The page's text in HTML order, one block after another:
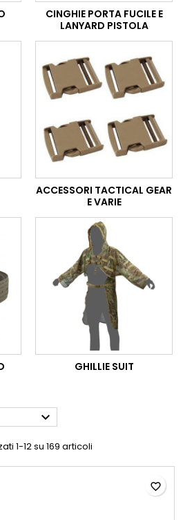
CINGHIE PORTA FUCILE E
LANYARD PISTOLA
ACCESSORI TACTICAL GEAR
E VARIE
GHILLIE SUIT

1-12 su 169 articoli
favorite_border